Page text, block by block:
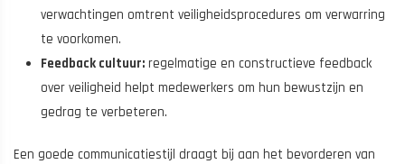
verwachtingen omtrent veiligheidsprocedures om verwarring
te voorkomen.
Feedback cultuur: regelmatige en constructieve feedback
over veiligheid helpt medewerkers om hun bewustzijn en
gedrag te verbeteren.
Een goede communicatiestijl draagt bij aan het bevorderen van